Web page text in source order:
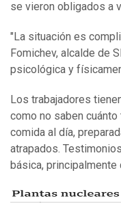
se vieron obligados a
"La situación es
Fomichev, alcalde de
psicológica y
Los trabajadores
como no saben
comida al día,
atrapados.
básica, principalmente